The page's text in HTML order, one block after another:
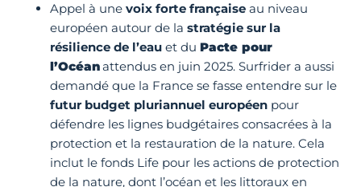
Appel à unevoix forte françaiseau niveau
européen autour de lastratégie sur la
résilience de l’eau et duPacte pour
l’Océanattendus en juin 2025. Surfrider a aussi
demandé que la France se fasse entendre sur le
futur budget pluriannuel européen pour
défendre les lignes budgétaires consacrées à la
protection et la restauration de la nature. Cela
inclut le fonds Life pour les actions de protection
de la nature, dont l’océan et les littoraux en